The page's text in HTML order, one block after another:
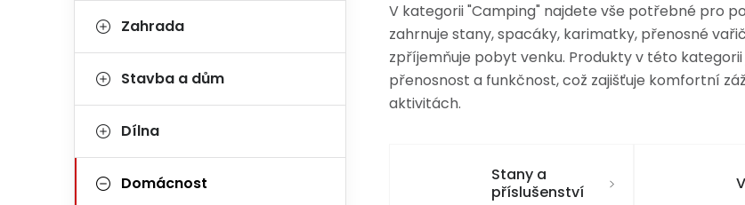
Zahrada
Stavba a dům
Dílna
Domácnost
V kategorii "Camping" najdete vše potřebné pro
zahrnuje stany, spacáky, karimatky, přenosné
zpříjemňuje pobyt venku. Produkty v této
přenosnost a funkčnost, což zajišťuje komfortní
aktivitách.
Stany a
příslušenství